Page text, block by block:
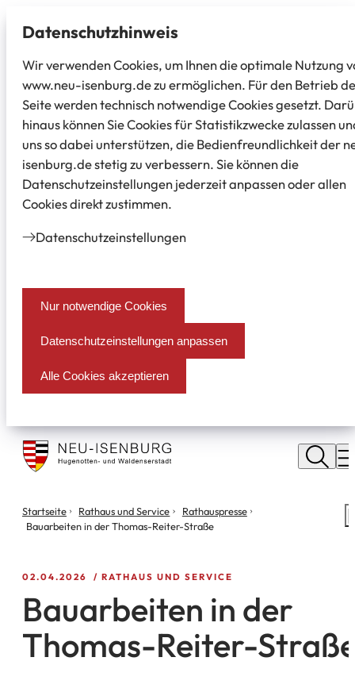
Datenschutz­hinweis
Wir verwenden Cookies, um Ihnen die optimale Nutzung
www.neu-isenburg.de zu ermöglichen. Für den Betrieb
Seite werden technisch notwendige Cookies gesetzt.
hinaus können Sie Cookies für Statistikzwecke zulassen
uns so dabei unterstützen, die Bedienfreundlichkeit der
isenburg.de stetig zu verbessern. Sie können die
Datenschutzeinstellungen jederzeit anpassen oder allen
Cookies direkt zustimmen.
Datenschutz­einstellungen
Nur notwendige Cookies
Datenschutzeinstellungen anpassen
Alle Cookies akzeptieren
Stadt
Neu
Isenburg
Sie
befinden
Startseite Rathaus und Service
Rathauspresse
Bauarbeiten in der Thomas-Reiter-Straße
02.04.2026 RATHAUS UND SERVICE
Bauarbeiten in der
Thomas-Reiter-